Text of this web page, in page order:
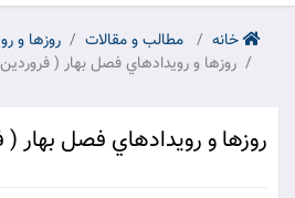
خانه مطالب و مقالات
روزها و
روزها و رويدادهاي فصل بهار (
روزها و رويدادهاي فصل بهار (